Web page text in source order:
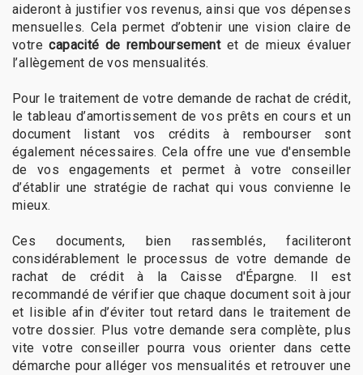
aideront à justifier vos revenus, ainsi que vos dépenses
mensuelles. Cela permet d’obtenir une vision claire de
votrecapacité de remboursementet de mieux évaluer
l’allègement de vos mensualités.
Pour le traitement de votre demande de rachat de crédit,
le tableau d’amortissement de vos prêts en cours et un
document listant vos crédits à rembourser sont
également nécessaires. Cela offre une vue d'ensemble
de vos engagements et permet à votre conseiller
d’établir une stratégie de rachat qui vous convienne le
mieux.
Ces documents, bien rassemblés, faciliteront
considérablement le processus de votre demande de
rachat de crédit à la Caisse d'Épargne. Il est
recommandé de vérifier que chaque document soit à jour
et lisible afin d’éviter tout retard dans le traitement de
votre dossier. Plus votre demande sera complète, plus
vite votre conseiller pourra vous orienter dans cette
démarche pour alléger vos mensualités et retrouver une